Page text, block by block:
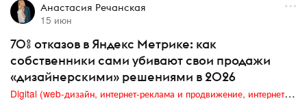
Анастасия Речанская
15 июн
70% отказов в Яндекс Метрике: как
собственники сами убивают свои продажи
«дизайнерскими» решениями в 2026
Digital (web-дизайн, интернет-реклама и продвижение, интернет-сообщества и блоги, интернет-коммуникации, мобильный маркетинг, реклама на цифровых экранах)